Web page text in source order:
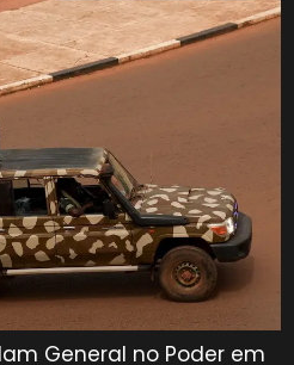
General no Poder em